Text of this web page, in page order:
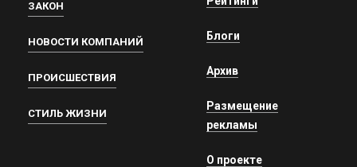
ЗАКОН
НОВОСТИ КОМПАНИЙ
ПРОИСШЕСТВИЯ
СТИЛЬ ЖИЗНИ
Блоги
Архив
Размещение
рекламы
О проекте